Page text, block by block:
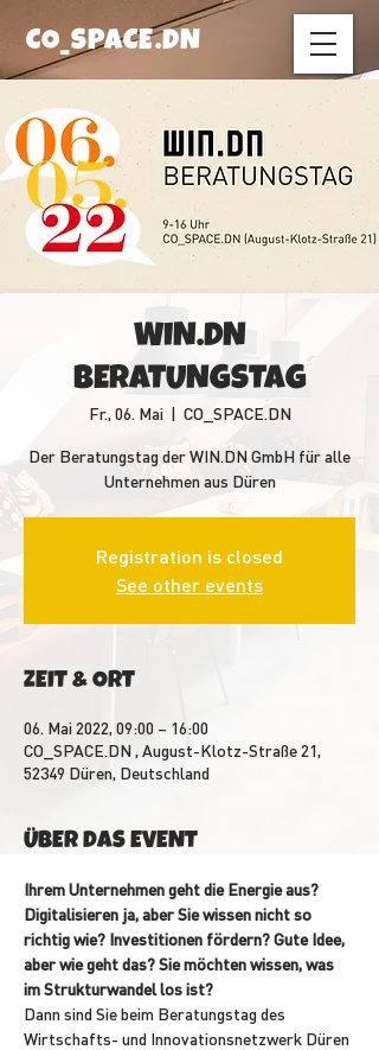
CO_SPACE.DN
WIN.DN
BERATUNGSTAG
Fr., 06. Mai
  |
CO_SPACE.DN
Der Beratungstag der WIN.DN GmbH für alle
Unternehmen aus Düren
Registration is closed
See other events
ZEIT & ORT
06. Mai 2022, 09:00 – 16:00
CO_SPACE.DN , August-Klotz-Straße 21,
52349 Düren, Deutschland
ÜBER DAS EVENT
Ihrem Unternehmen geht die Energie aus?
Digitalisieren ja, aber Sie wissen nicht so
richtig wie? Investitionen fördern? Gute Idee,
aber wie geht das? Sie möchten wissen, was
im Strukturwandel los ist?
Dann sind Sie beim Beratungstag des
Wirtschafts- und Innovationsnetzwerk Düren